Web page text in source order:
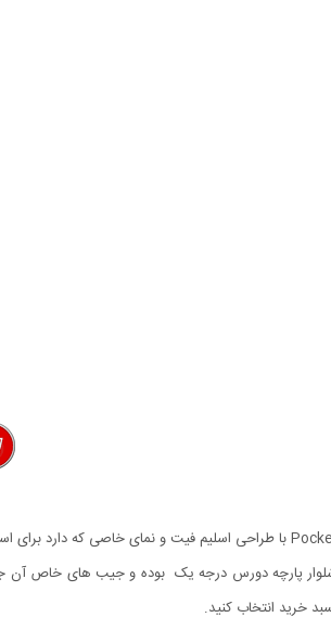
خرید انتخاب کنید.